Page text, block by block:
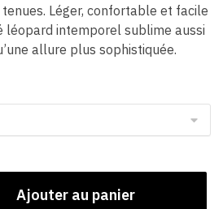
Léger, confortable et facile
léopard intemporel sublime aussi
allure plus sophistiquée.
Ajouter au panier